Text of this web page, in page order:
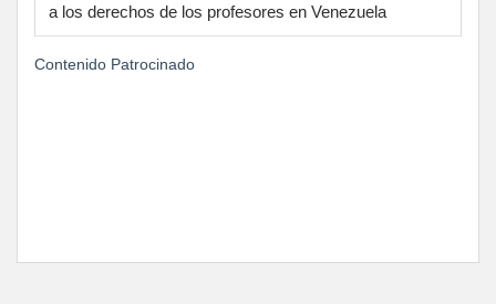
a los derechos de los profesores en Venezuela
Contenido Patrocinado